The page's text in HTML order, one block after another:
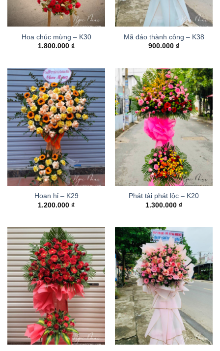
Hoa chúc mừng – K30
1.800.000 ₫
Mã đáo thành công – K38
900.000 ₫
Hoan hỉ – K29
1.200.000 ₫
Phát tài phát lộc – K20
1.300.000 ₫